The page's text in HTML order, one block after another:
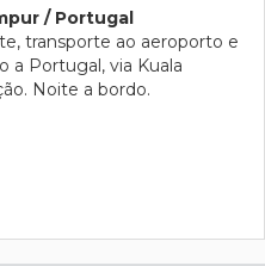
/ Portugal
transporte ao aeroporto e
a Portugal, via Kuala
Noite a bordo.